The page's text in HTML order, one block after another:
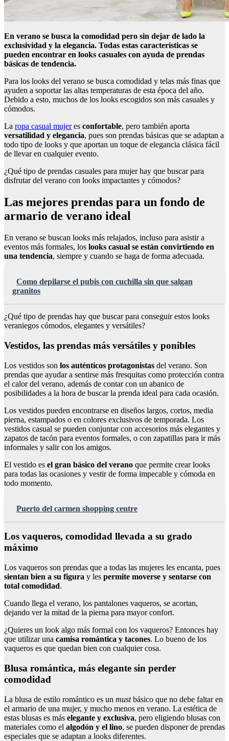
En verano se busca la comodidad pero sin dejar de lado la
exclusividad y la elegancia. Todas estas características se
pueden encontrar en looks casuales con ayuda de prendas
básicas de tendencia.
Para los looks del verano se busca comodidad y telas más finas que
ayuden a soportar las altas temperaturas de esta época del año.
Debido a esto, muchos de los looks escogidos son más casuales y
cómodos.
La ropa casual mujeres confortable, pero también aporta
versatilidad y elegancia, pues son prendas básicas que se adaptan a
todo tipo de looks y que aportan un toque de elegancia clásica fácil
de llevar en cualquier evento.
¿Qué tipo de prendas casuales para mujer hay que buscar para
disfrutar del verano con looks impactantes y cómodos?
Las mejores prendas para un fondo de
armario de verano ideal
En verano se buscan looks más relajados, incluso para asistir a
eventos más formales, los looks casual se están convirtiendo en
una tendencia, siempre y cuando se haga de forma adecuada.
Como depilarse el pubis con cuchilla sin que salgan
granitos
¿Qué tipo de prendas hay que buscar para conseguir estos looks
veraniegos cómodos, elegantes y versátiles?
Vestidos, las prendas más versátiles y ponibles
Los vestidos son los auténticos protagonistas del verano. Son
prendas que ayudar a sentirse más fresquitas como protección contra
el calor del verano, además de contar con un abanico de
posibilidades a la hora de buscar la prenda ideal para cada ocasión.
Los vestidos pueden encontrarse en diseños largos, cortos, media
pierna, estampados o en colores exclusivos de temporada. Los
vestidos casual se pueden conjuntar con accesorios más elegantes y
zapatos de tacón para eventos formales, o con zapatillas para ir más
informales y salir con los amigos.
El vestido es el gran básico del verano que permite crear looks
para todas las ocasiones y vestir de forma impecable y cómoda en
todo momento.
Puerto del carmen shopping centre
Los vaqueros, comodidad llevada a su grado
máximo
Los vaqueros son prendas que a todas las mujeres les encanta, pues
sientan bien a su figura y les permite moverse y sentarse con
total comodidad.
Cuando llega el verano, los pantalones vaqueros, se acortan,
dejando ver la mitad de la pierna para mayor confort.
¿Quieres un look algo más formal con los vaqueros? Entonces hay
que utilizar una camisa romántica y tacones. Lo bueno de los
vaqueros es que quedan bien con cualquier cosa.
Blusa romántica, más elegante sin perder
comodidad
La blusa de estilo romántico es un mustbásico que no debe faltar en
el armario de una mujer, y mucho menos en verano. La estética de
estas blusas es más elegante y exclusiva, pero eligiendo blusas con
materiales como el algodón y el lino, se pueden disponer de prendas
especiales que se adaptan a looks diferentes.